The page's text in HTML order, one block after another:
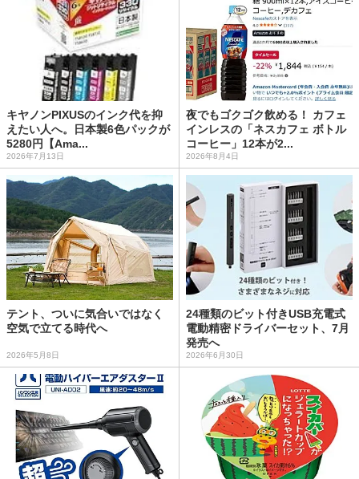
キヤノンPIXUSのインク代を抑
えたい人へ。日本製6色パックが
5280円【Ama...
2026年7月13日
夜でもゴクゴク飲める！ カフェ
インレスの「ネスカフェ ボトル
コーヒー」12本が2...
2026年8月4日
テント、ついに気合いではなく
空気で立てる時代へ
2026年5月8日
24種類のビット付きUSB充電式
電動精密ドライバーセット、7月
発売へ
2026年6月30日